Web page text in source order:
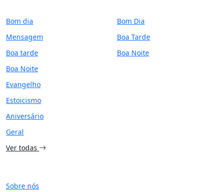
Bom dia
Mensagem
Boa tarde
Boa Noite
Evangelho
Estoicismo
Aniversário
Geral
Ver todas
Bom Dia
Boa Tarde
Boa Noite
Sobre nós